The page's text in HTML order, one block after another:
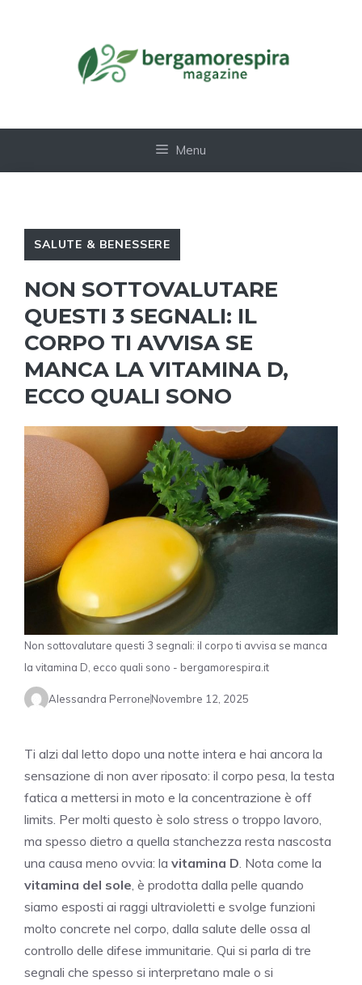
Menu
SALUTE & BENESSERE
NON SOTTOVALUTARE
QUESTI 3 SEGNALI: IL
CORPO TI AVVISA SE
MANCA LA VITAMINA D,
ECCO QUALI SONO
Non sottovalutare questi 3 segnali: il corpo ti avvisa se manca
la vitamina D, ecco quali sono - bergamorespira.it
Alessandra PerroneNovembre 12, 2025
Ti alzi dal letto dopo una notte intera e hai ancora la
sensazione di non aver riposato: il corpo pesa, la testa
fatica a mettersi in moto e la concentrazione è off
limits. Per molti questo è solo stress o troppo lavoro,
ma spesso dietro a quella stanchezza resta nascosta
una causa meno ovvia: la vitamina D. Nota come la
vitamina del sole, è prodotta dalla pelle quando
siamo esposti ai raggi ultravioletti e svolge funzioni
molto concrete nel corpo, dalla salute delle ossa al
controllo delle difese immunitarie. Qui si parla di tre
segnali che spesso si interpretano male o si